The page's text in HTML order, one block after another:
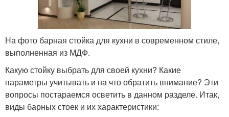
На фото барная стойка для кухни в современном стиле,
выполненная из МДФ.
Какую стойку выбрать для своей кухни? Какие
параметры учитывать и на что обратить внимание? Эти
вопросы постараемся осветить в данном разделе. Итак,
виды барных стоек и их характеристики: